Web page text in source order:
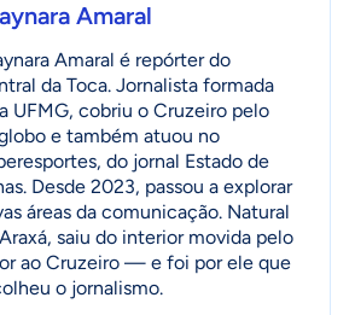
Amaral
Amaral é repórter do
da Toca. Jornalista formada
UFMG, cobriu o Cruzeiro pelo
e também atuou no
do jornal Estado de
Desde 2023, passou a explorar
áreas da comunicação. Natural
saiu do interior movida pelo
ao Cruzeiro — e foi por ele que
o jornalismo.